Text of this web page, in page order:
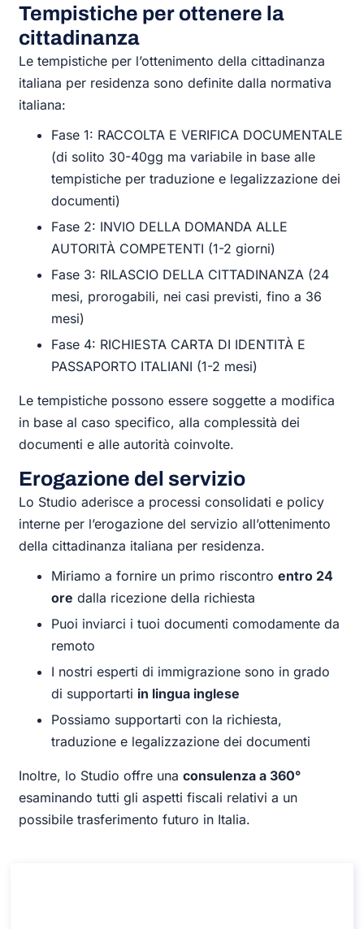
Tempistiche per ottenere la
cittadinanza
Le tempistiche per l’ottenimento della cittadinanza
italiana per residenza sono definite dalla normativa
italiana:
Fase 1: RACCOLTA E VERIFICA DOCUMENTALE
(di solito 30-40gg ma variabile in base alle
tempistiche per traduzione e legalizzazione dei
documenti)
Fase 2: INVIO DELLA DOMANDA ALLE
AUTORITÀ COMPETENTI (1-2 giorni)
Fase 3: RILASCIO DELLA CITTADINANZA (24
mesi, prorogabili, nei casi previsti, fino a 36
mesi)
Fase 4: RICHIESTA CARTA DI IDENTITÀ E
PASSAPORTO ITALIANI (1-2 mesi)
Le tempistiche possono essere soggette a modifica
in base al caso specifico, alla complessità dei
documenti e alle autorità coinvolte.
Erogazione del servizio
Lo Studio aderisce a processi consolidati e policy
interne per l’erogazione del servizio all’ottenimento
della cittadinanza italiana per residenza.
Miriamo a fornire un primo riscontroentro 24
ore dalla ricezione della richiesta
Puoi inviarci i tuoi documenti comodamente da
remoto
I nostri esperti di immigrazione sono in grado
di supportarti in lingua inglese
Possiamo supportarti con la richiesta,
traduzione e legalizzazione dei documenti
Inoltre, lo Studio offre unaconsulenza a 360°
esaminando tutti gli aspetti fiscali relativi a un
possibile trasferimento futuro in Italia.